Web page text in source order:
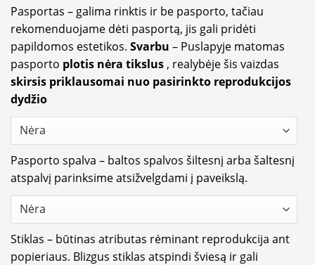
Pasportas – galima rinktis ir be pasporto, tačiau
rekomenduojame dėti pasportą, jis gali pridėti
papildomos estetikos. Svarbu – Puslapyje matomas
pasporto plotis nėra tikslus , realybėje šis vaizdas
skirsis priklausomai nuo pasirinkto reprodukcijos
dydžio
Pasporto spalva – baltos spalvos šiltesnį arba šaltesnį
atspalvį parinksime atsižvelgdami į paveikslą.
Stiklas – būtinas atributas rėminant reprodukcija ant
popieriaus. Blizgus stiklas atspindi šviesą ir gali